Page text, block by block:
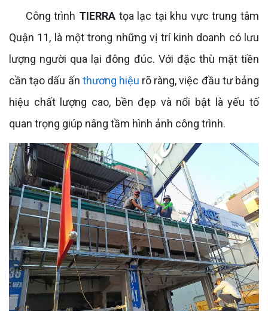
Công trình TIERRA tọa lạc tại khu vực trung tâm
Quận 11, là một trong những vị trí kinh doanh có lưu
lượng người qua lại đông đúc. Với đặc thù mặt tiền
cần tạo dấu ấn thương hiệu rõ ràng, việc đầu tư bảng
hiệu chất lượng cao, bền đẹp và nổi bật là yếu tố
quan trọng giúp nâng tầm hình ảnh công trình.